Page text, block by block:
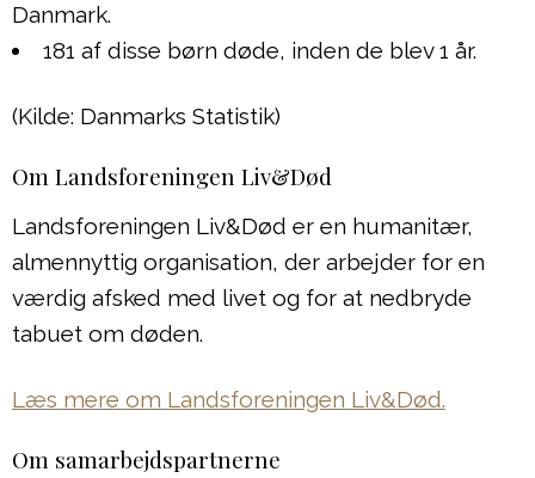
Danmark.
181 af disse børn døde, inden de blev 1 år.
(Kilde: Danmarks Statistik)
Om Landsforeningen Liv&Død
Landsforeningen Liv&Død er en humanitær,
almennyttig organisation, der arbejder for en
værdig afsked med livet og for at nedbryde
tabuet om døden.
Læs mere om Landsforeningen Liv&Død.
Om samarbejdspartnerne